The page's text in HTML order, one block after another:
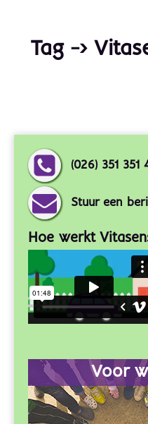
Tag ->
(026) 351 351
Stuur een
Hoe werkt
Voor